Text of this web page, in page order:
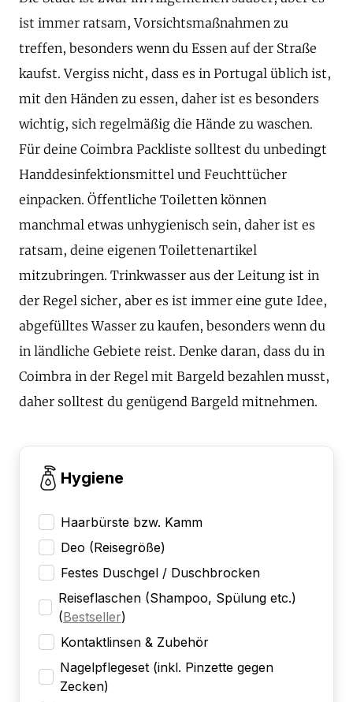
ist immer ratsam, Vorsichtsmaßnahmen zu
treffen, besonders wenn du Essen auf der Straße
kaufst. Vergiss nicht, dass es in Portugal üblich ist,
mit den Händen zu essen, daher ist es besonders
wichtig, sich regelmäßig die Hände zu waschen.
Für deine Coimbra Packliste solltest du unbedingt
Handdesinfektionsmittel und Feuchttücher
einpacken. Öffentliche Toiletten können
manchmal etwas unhygienisch sein, daher ist es
ratsam, deine eigenen Toilettenartikel
mitzubringen. Trinkwasser aus der Leitung ist in
der Regel sicher, aber es ist immer eine gute Idee,
abgefülltes Wasser zu kaufen, besonders wenn du
in ländliche Gebiete reist. Denke daran, dass du in
Coimbra in der Regel mit Bargeld bezahlen musst,
daher solltest du genügend Bargeld mitnehmen.
Hygiene
Haarbürste bzw. Kamm
Deo (Reisegröße)
Festes Duschgel / Duschbrocken
Reiseflaschen (Shampoo, Spülung etc.)
(Bestseller)
Kontaktlinsen & Zubehör
Nagelpflegeset (inkl. Pinzette gegen
Zecken)